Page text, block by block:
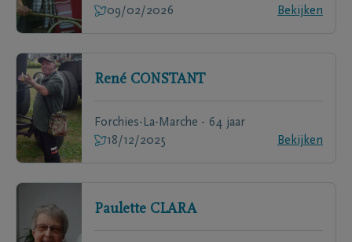
09/02/2026
Bekijken
René CONSTANT
Forchies-La-Marche - 64 jaar
18/12/2025
Bekijken
Paulette CLARA